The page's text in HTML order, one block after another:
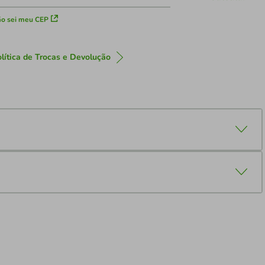
sei meu CEP
de Trocas e Devolução